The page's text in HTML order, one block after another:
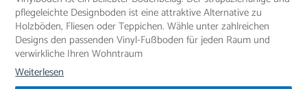
pflegeleichte Designboden ist eine attraktive Alternative zu
Holzböden, Fliesen oder Teppichen. Wähle unter zahlreichen
Designs den passenden Vinyl-Fußboden für jeden Raum und
verwirkliche Ihren Wohntraum
Weiterlesen